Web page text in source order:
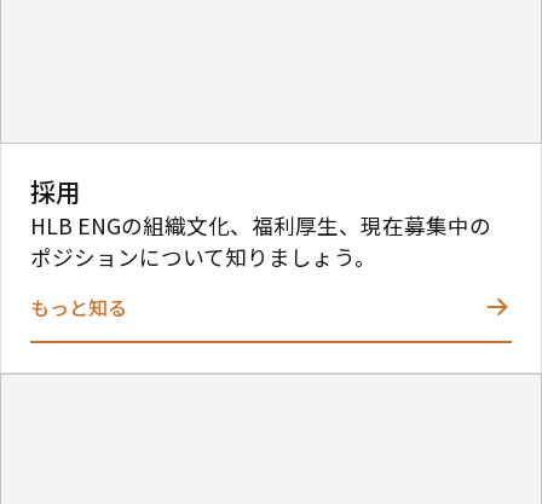
採用
HLB ENGの組織文化、福利厚生、現在募集中の
ポジションについて知りましょう。
もっと知る